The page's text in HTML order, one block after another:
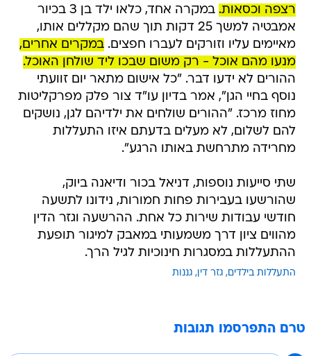
רצפה וכסאות.
במקרה אחד, כלאו ילד בן 3 בכיור
אמבטיה למשך 25 דקות תוך שהם מקללים אותו,
מאיימים עליו וזורקים לעברו חפצים.במקרים אחרים,
מנעו מהם אוכל - רק משום שבכו ליד שולחן האוכל.
ההורים לא ידעו דבר. "כל אישום מתאר יום זוועתי
נוסף בחיי הגן", אמר בדיון עו"ד צור פלק מפרקליטות
מחוז מרכז. "ההורים שולחים את ילדיהם לגן, נושקים
להם לשלום, לא מעלים בדעתם איזו התעללות
מחרידה מתרחשת באותו הרגע".
שתי סייעות נוספות, דניאל בכור ודיאנה ביוק,
שהורשעו בעבירות פחות חמורות, נידונו לתשעה
חודשי עבודות שירות כל אחת. ההרשעה וגזר הדין
מהווים ציון דרך משמעותי במאבק למיגור תופעת
ההתעללות במסגרות חינוכיות לגיל הרך.
התעללות בילדים גזר דין גננות
טרם התפרסמו תגובות